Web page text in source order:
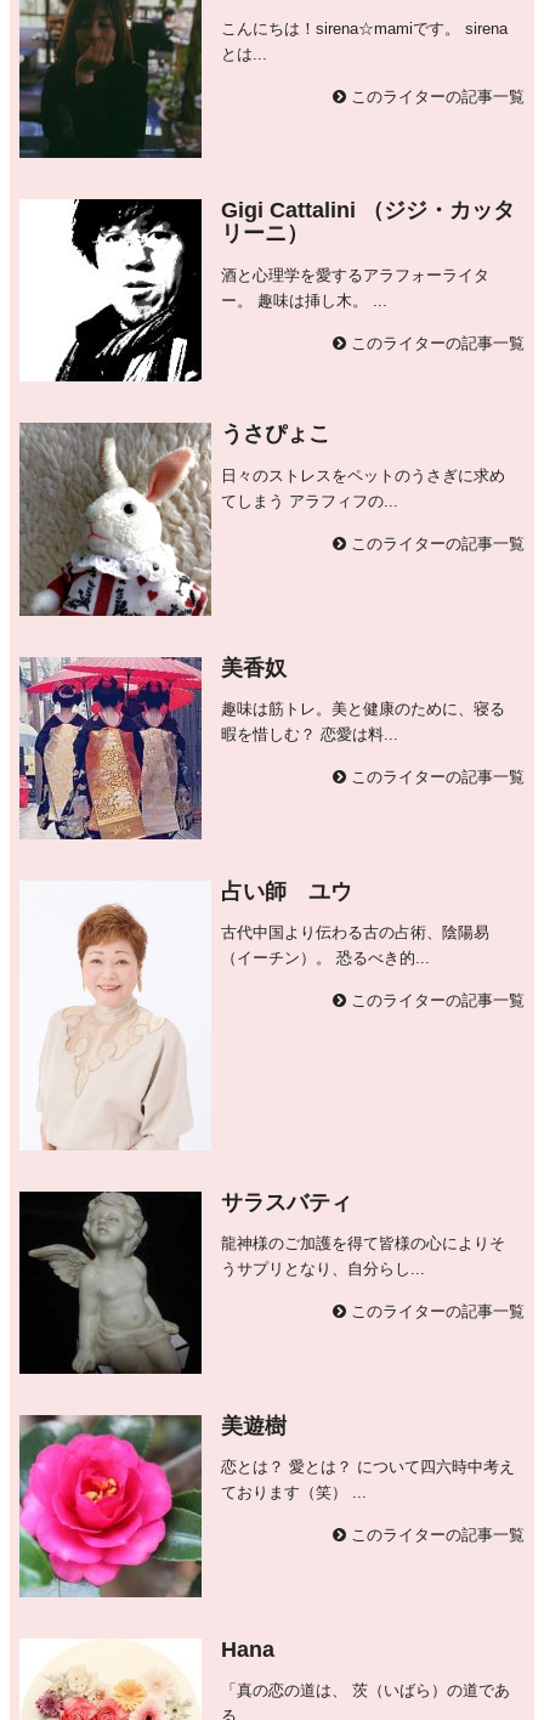
こんにちは！sirena☆mamiです。 sirena
とは...
このライターの記事一覧
Gigi Cattalini （ジジ・カッタ
リーニ）
酒と心理学を愛するアラフォーライタ
ー。 趣味は挿し木。 ...
このライターの記事一覧
うさぴょこ
日々のストレスをペットのうさぎに求め
てしまう アラフィフの...
このライターの記事一覧
美香奴
趣味は筋トレ。美と健康のために、寝る
暇を惜しむ？ 恋愛は料...
このライターの記事一覧
占い師 ユウ
古代中国より伝わる古の占術、陰陽易
（イーチン）。 恐るべき的...
このライターの記事一覧
サラスバティ
龍神様のご加護を得て皆様の心によりそ
うサプリとなり、自分らし...
このライターの記事一覧
美遊樹
恋とは？ 愛とは？ について四六時中考え
ております（笑） ...
このライターの記事一覧
Hana
「真の恋の道は、 茨（いばら）の道であ